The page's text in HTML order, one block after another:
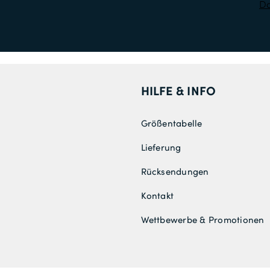
HILFE & INFO
Größentabelle
Lieferung
Rücksendungen
Kontakt
Wettbewerbe & Promotionen